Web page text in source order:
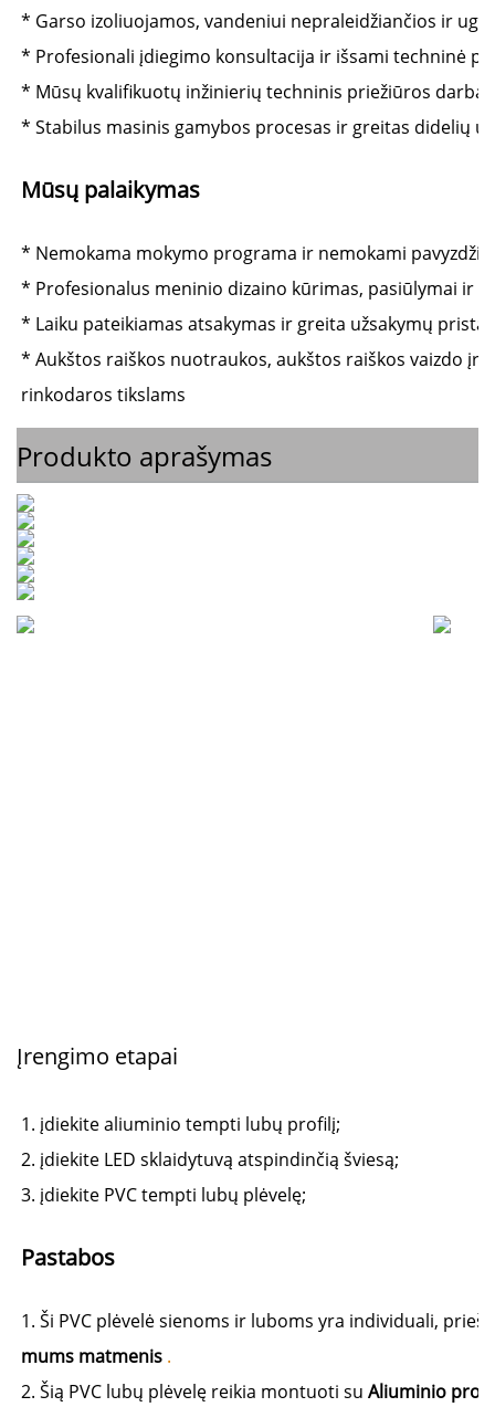
* Garso izoliuojamos, vandeniui nepraleidžiančios ir
* Profesionali įdiegimo konsultacija ir išsami techninė
* Mūsų kvalifikuotų inžinierių techninis priežiūros
Mūsų palaikymas
* Nemokama mokymo programa ir nemokami
* Profesionalus meninio dizaino kūrimas, pasiūlymai ir
* Laiku pateikiamas atsakymas ir greita užsakymų
* Aukštos raiškos nuotraukos, aukštos raiškos vaizdo
rinkodaros tikslams
Produkto aprašymas
Įrengimo etapai
1. įdiekite aliuminio tempti lubų profilį;
2. įdiekite LED sklaidytuvą atspindinčią šviesą;
Pastabos
1. Ši PVC plėvelė sienoms ir luboms yra individuali, prieš
mums matmenis .
2. Šią PVC lubų plėvelę reikia montuoti su Aliuminio